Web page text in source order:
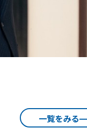
一覧をみる